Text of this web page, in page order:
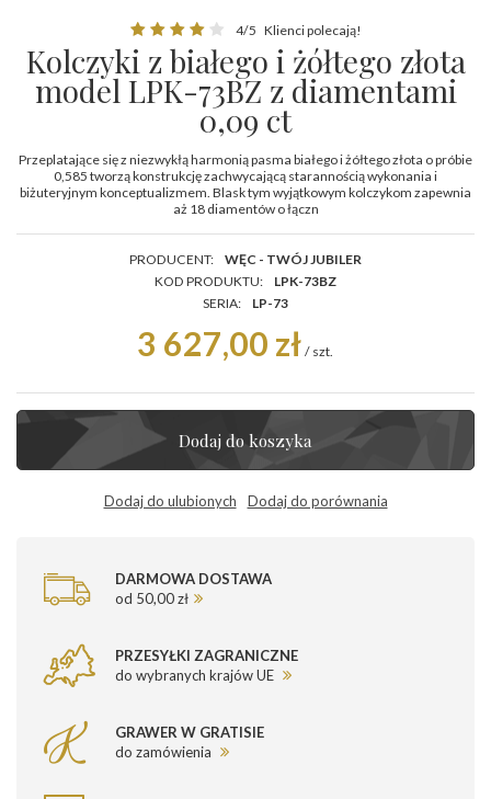
4/5 Klienci polecają!
Kolczyki z białego i żółtego złota
model LPK-73BZ z diamentami
0,09 ct
Przeplatające się z niezwykłą harmonią pasma białego i żółtego złota o próbie
0,585 tworzą konstrukcję zachwycającą starannością wykonania i
biżuteryjnym konceptualizmem. Blask tym wyjątkowym kolczykom zapewnia
aż 18 diamentów o łączn
PRODUCENT:
WĘC - TWÓJ JUBILER
KOD PRODUKTU:
LPK-73BZ
SERIA:
LP-73
3 627,00 zł / szt.
Dodaj do koszyka
Dodaj do ulubionych Dodaj do porównania
DARMOWA DOSTAWA
od 50,00 zł
PRZESYŁKI ZAGRANICZNE
do wybranych krajów UE
GRAWER W GRATISIE
do zamówienia